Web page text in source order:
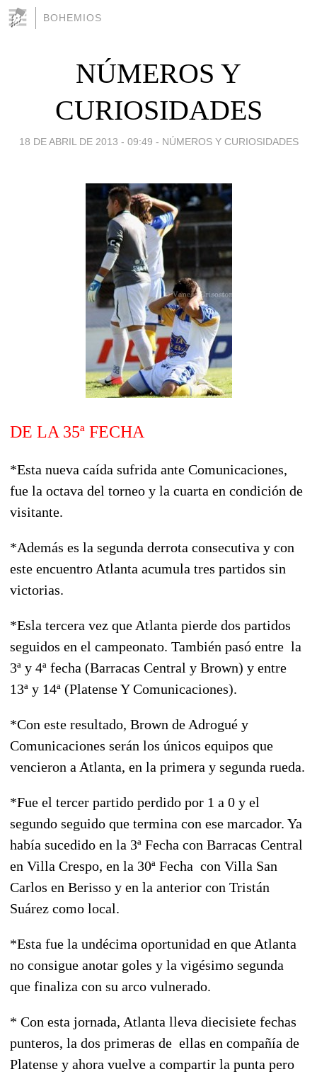
BOHEMIOS
NÚMEROS Y
CURIOSIDADES
18 DE ABRIL DE 2013 - 09:49 - NÚMEROS Y CURIOSIDADES
DE LA 35ª FECHA
*Esta nueva caída sufrida ante Comunicaciones,
fue la octava del torneo y la cuarta en condición de
visitante.
*Además es la segunda derrota consecutiva y con
este encuentro Atlanta acumula tres partidos sin
victorias.
*Esla tercera vez que Atlanta pierde dos partidos
seguidos en el campeonato. También pasó entre la
3ª y 4ª fecha (Barracas Central y Brown) y entre
13ª y 14ª (Platense Y Comunicaciones).
*Con este resultado, Brown de Adrogué y
Comunicaciones serán los únicos equipos que
vencieron a Atlanta, en la primera y segunda rueda.
*Fue el tercer partido perdido por 1 a 0 y el
segundo seguido que termina con ese marcador. Ya
había sucedido en la 3ª Fecha con Barracas Central
en Villa Crespo, en la 30ª Fecha con Villa San
Carlos en Berisso y en la anterior con Tristán
Suárez como local.
*Esta fue la undécima oportunidad en que Atlanta
no consigue anotar goles y la vigésimo segunda
que finaliza con su arco vulnerado.
* Con esta jornada, Atlanta lleva diecisiete fechas
punteros, la dos primeras de ellas en compañía de
Platense y ahora vuelve a compartir la punta pero